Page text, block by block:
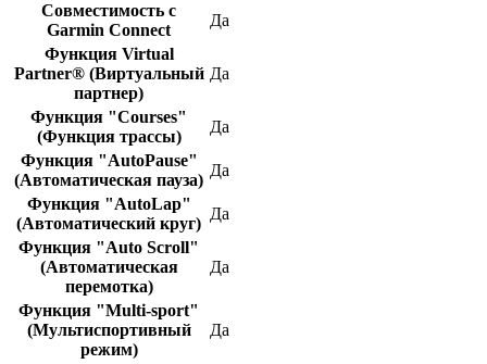
Совместимость с
Garmin Connect
Да
Функция Virtual
Partner® (Виртуальный
партнер)
Да
Функция "Сourses"
(Функция трассы)
Да
Функция "AutoPause"
(Автоматическая пауза)
Да
Функция "AutoLap"
(Автоматический круг)
Да
Функция "Auto Scroll"
(Автоматическая
перемотка)
Да
Функция "Multi-sport"
(Мультиспортивный
режим)
Да